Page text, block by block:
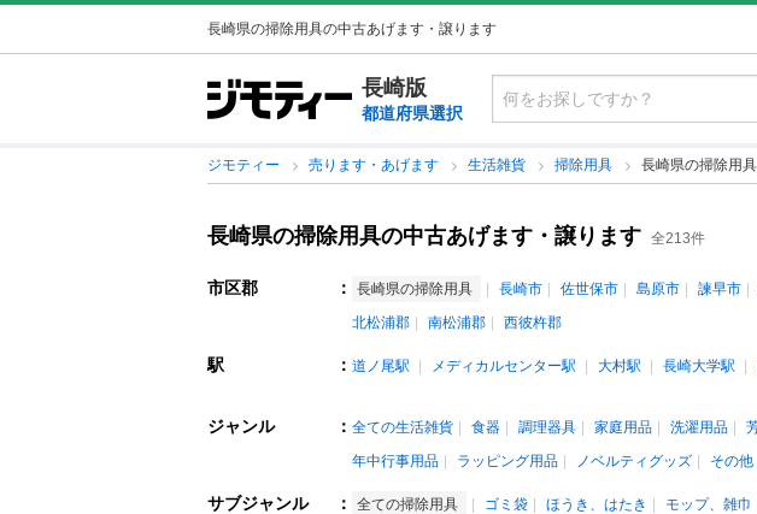
長崎県の掃除用具の中古あげます・譲ります
長崎版
都道府県選択
ジモティー 売ります・あげます 生活雑貨 掃除用具 長崎県の掃除用具
長崎県の掃除用具の中古あげます・譲ります 全213件
市区郡 ： 長崎県の掃除用具 長崎市 佐世保市 島原市 諫早市
北松浦郡
南松浦郡 西彼杵郡
駅 ： 道ノ尾駅 メディカルセンター駅 大村駅 長崎大学駅
ジャンル ： 全ての生活雑貨 食器 調理器具 家庭用品 洗濯用品
年中行事用品
ラッピング用品 ノベルティグッズ その他
サブジャンル ： 全ての掃除用具 ゴミ袋 ほうき、はたき モップ、雑巾